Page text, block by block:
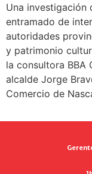
Una investigación
entramado de
autoridades
y patrimonio
la consultora BBA
alcalde Jorge
Comercio de